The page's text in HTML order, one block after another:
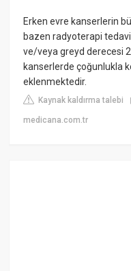
Erken evre kanserlerin
bazen radyoterapi
ve/veya greyd derecesi
kanserlerde çoğunlukla
eklenmektedir.
Kaynak kaldırma talebi
medicana.com.tr